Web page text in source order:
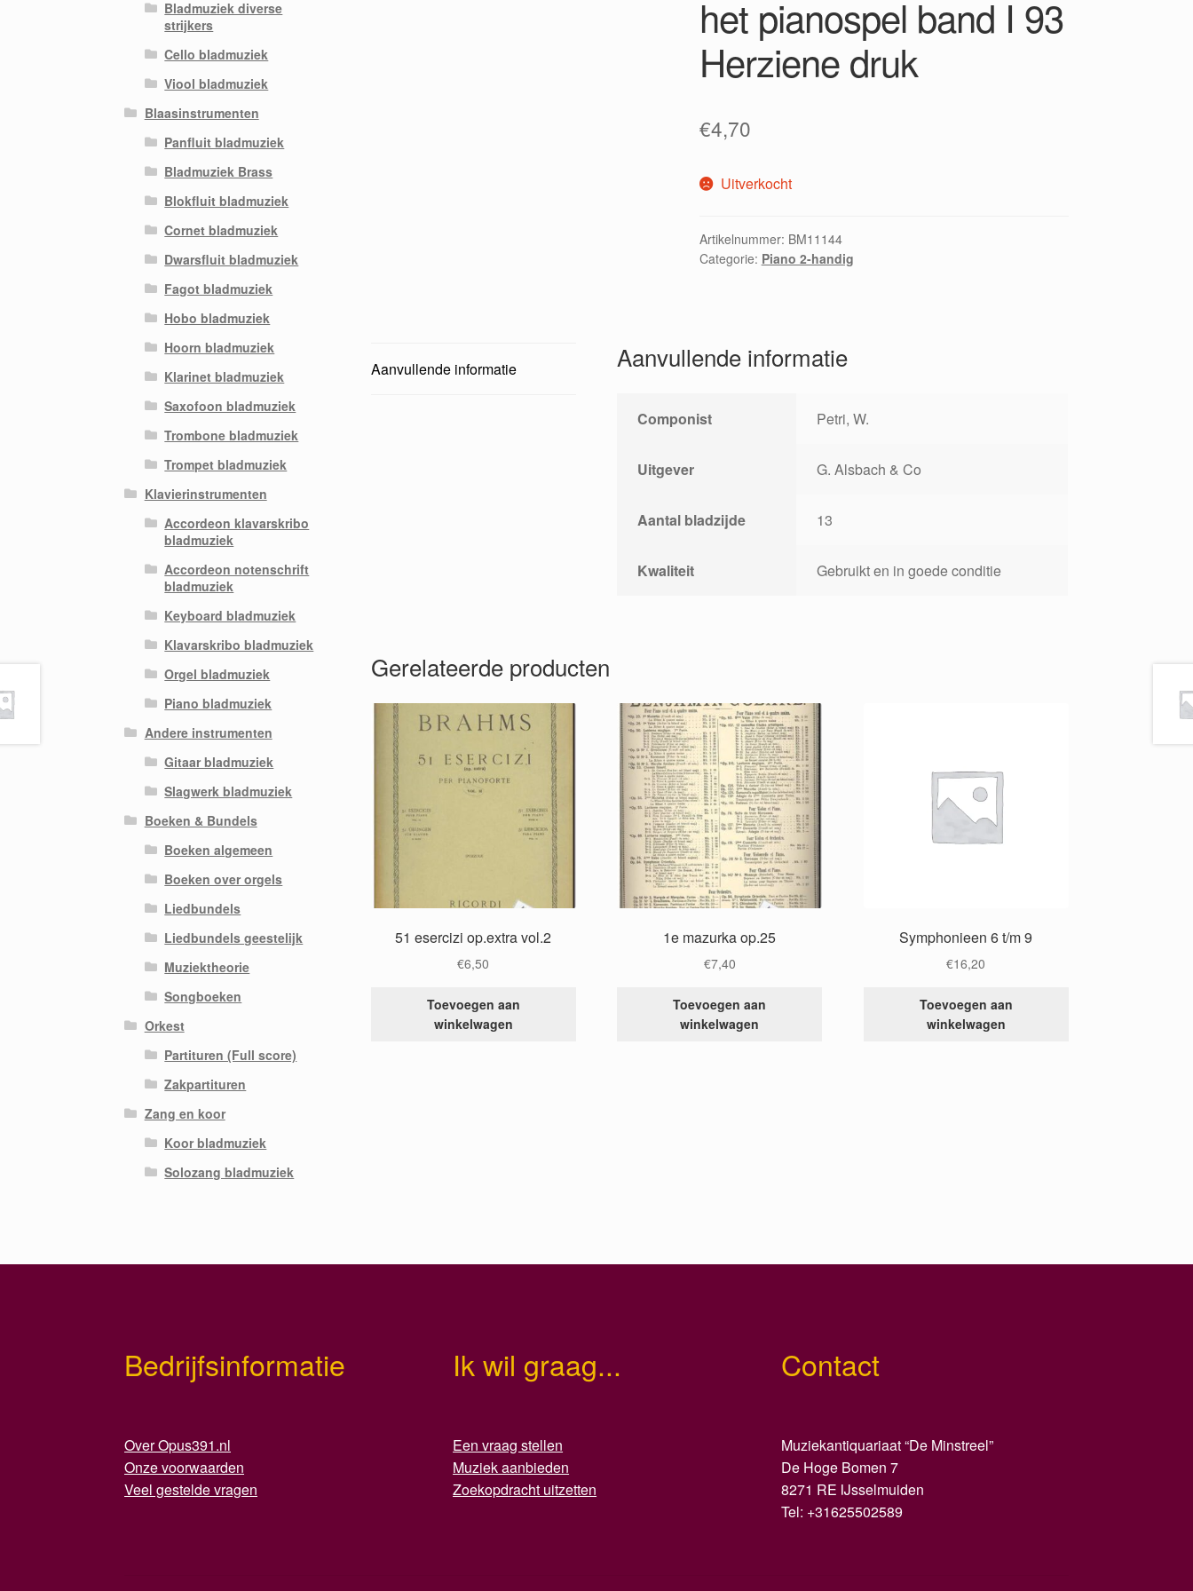
het pianospel band I 93
Herziene druk
€4,70
Uitverkocht
Artikelnummer: BM11144
Categorie: Piano 2-handig
Aanvullende informatie Aanvullende informatie
Componist Petri, W.
Uitgever G. Alsbach & Co
Aantal bladzijde 13
Kwaliteit Gebruikt en in goede conditie
Gerelateerde producten
51 esercizi op.extra vol.2
€6,50
Toevoegen aan
winkelwagen
1e mazurka op.25
€7,40
Toevoegen aan
winkelwagen
Symphonieen 6 t/m 9
€16,20
Toevoegen aan
winkelwagen
Bladmuziek diverse
strijkers
Cello bladmuziek
Viool bladmuziek
Blaasinstrumenten
Panfluit bladmuziek
Bladmuziek Brass
Blokfluit bladmuziek
Cornet bladmuziek
Dwarsfluit bladmuziek
Fagot bladmuziek
Hobo bladmuziek
Hoorn bladmuziek
Klarinet bladmuziek
Saxofoon bladmuziek
Trombone bladmuziek
Trompet bladmuziek
Klavierinstrumenten
Accordeon klavarskribo
bladmuziek
Accordeon notenschrift
bladmuziek
Keyboard bladmuziek
Klavarskribo bladmuziek
Orgel bladmuziek
Piano bladmuziek
Andere instrumenten
Gitaar bladmuziek
Slagwerk bladmuziek
Boeken & Bundels
Boeken algemeen
Boeken over orgels
Liedbundels
Liedbundels geestelijk
Muziektheorie
Songboeken
Orkest
Partituren (Full score)
Zakpartituren
Zang en koor
Koor bladmuziek
Solozang bladmuziek
Bedrijfsinformatie
Over Opus391.nl
Onze voorwaarden
Veel gestelde vragen
Ik wil graag...
Een vraag stellen
Muziek aanbieden
Zoekopdracht uitzetten
Contact
Muziekantiquariaat “De Minstreel”
De Hoge Bomen 7
8271 RE IJsselmuiden
Tel: +31625502589